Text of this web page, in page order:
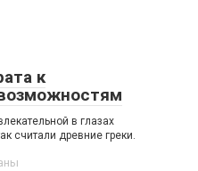
к
в глазах
считали древние греки.